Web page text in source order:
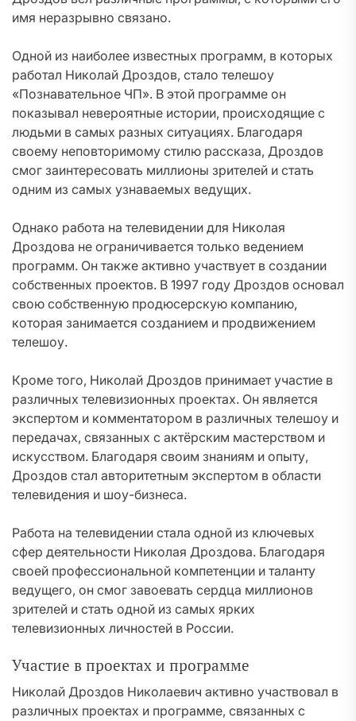
имя неразрывно связано.
Одной из наиболее известных программ, в которых
работал Николай Дроздов, стало телешоу
«Познавательное ЧП». В этой программе он
показывал невероятные истории, происходящие с
людьми в самых разных ситуациях. Благодаря
своему неповторимому стилю рассказа, Дроздов
смог заинтересовать миллионы зрителей и стать
одним из самых узнаваемых ведущих.
Однако работа на телевидении для Николая
Дроздова не ограничивается только ведением
программ. Он также активно участвует в создании
собственных проектов. В 1997 году Дроздов основал
свою собственную продюсерскую компанию,
которая занимается созданием и продвижением
телешоу.
Кроме того, Николай Дроздов принимает участие в
различных телевизионных проектах. Он является
экспертом и комментатором в различных телешоу и
передачах, связанных с актёрским мастерством и
искусством. Благодаря своим знаниям и опыту,
Дроздов стал авторитетным экспертом в области
телевидения и шоу-бизнеса.
Работа на телевидении стала одной из ключевых
сфер деятельности Николая Дроздова. Благодаря
своей профессиональной компетенции и таланту
ведущего, он смог завоевать сердца миллионов
зрителей и стать одной из самых ярких
телевизионных личностей в России.
Участие в проектах и программе
Николай Дроздов Николаевич активно участвовал в
различных проектах и программе, связанных с